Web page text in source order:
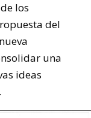
los
del
una
ideas